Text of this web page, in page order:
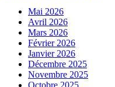
Mai 2026
Avril 2026
Mars 2026
Février 2026
Janvier 2026
Décembre 2025
Novembre 2025
Octobre 2025